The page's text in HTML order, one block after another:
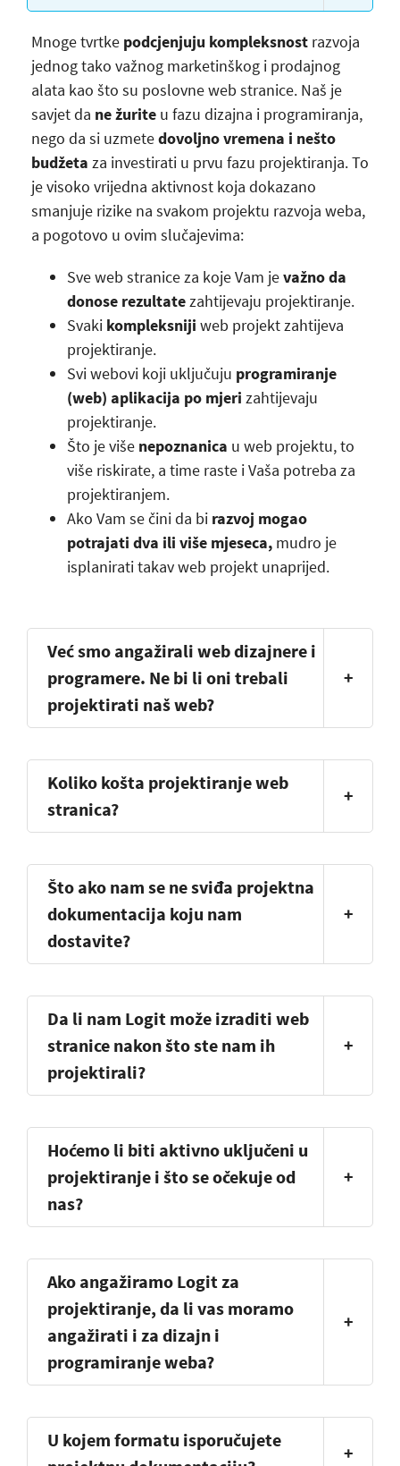
Mnoge tvrtke podcjenjuju kompleksnost razvoja
jednog tako važnog marketinškog i prodajnog
alata kao što su poslovne web stranice. Naš je
savjet da ne žurite u fazu dizajna i programiranja,
nego da si uzmetedovoljno vremena i nešto
budžeta za investirati u prvu fazu projektiranja. To
je visoko vrijedna aktivnost koja dokazano
smanjuje rizike na svakom projektu razvoja weba,
a pogotovo u ovim slučajevima:
Sve web stranice za koje Vam jevažno da
donose rezultatezahtijevaju projektiranje.
Svaki kompleksniji web projekt zahtijeva
projektiranje.
Svi webovi koji uključuju programiranje
(web) aplikacija po mjeri zahtijevaju
projektiranje.
Što je više nepoznanica u web projektu, to
više riskirate, a time raste i Vaša potreba za
projektiranjem.
Ako Vam se čini da bi razvoj mogao
potrajati dva ili više mjeseca, mudro je
isplanirati takav web projekt unaprijed.
Već smo angažirali web dizajnere i
programere. Ne bi li oni trebali
projektirati naš web?
+
Koliko košta projektiranje web
stranica?
+
Što ako nam se ne sviđa projektna
dokumentacija koju nam
dostavite?
+
Da li nam Logit može izraditi web
stranice nakon što ste nam ih
projektirali?
+
Hoćemo li biti aktivno uključeni u
projektiranje i što se očekuje od
nas?
+
Ako angažiramo Logit za
projektiranje, da li vas moramo
angažirati i za dizajn i
programiranje weba?
+
U kojem formatu isporučujete
+